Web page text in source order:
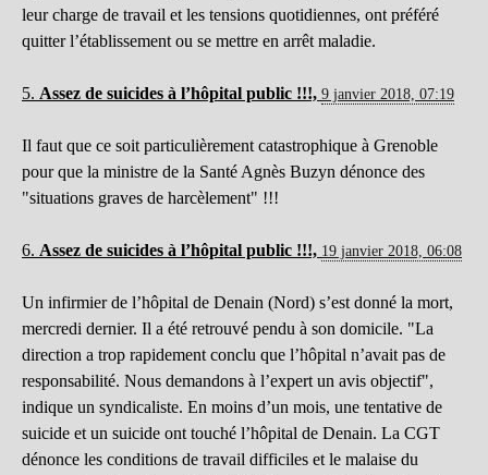
leur charge de travail et les tensions quotidiennes, ont préféré
quitter l’établissement ou se mettre en arrêt maladie.
5. Assez de suicides à l’hôpital public !!!, 9 janvier 2018, 07:19
Il faut que ce soit particulièrement catastrophique à Grenoble
pour que la ministre de la Santé Agnès Buzyn dénonce des
"situations graves de harcèlement" !!!
6. Assez de suicides à l’hôpital public !!!, 19 janvier 2018, 06:08
Un infirmier de l’hôpital de Denain (Nord) s’est donné la mort,
mercredi dernier. Il a été retrouvé pendu à son domicile. "La
direction a trop rapidement conclu que l’hôpital n’avait pas de
responsabilité. Nous demandons à l’expert un avis objectif",
indique un syndicaliste. En moins d’un mois, une tentative de
suicide et un suicide ont touché l’hôpital de Denain. La CGT
dénonce les conditions de travail difficiles et le malaise du